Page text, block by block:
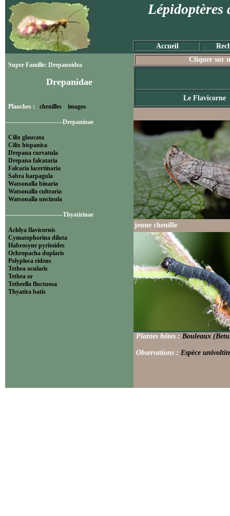
Lépidoptères
Accueil
Super Famille: Drepanoidea
Drepanidae
Planches : chenilles imagos
----------------------------Drepaninae
Cilix glaucata
Cilix hispanica
Drepana curvatula
Drepana falcataria
Falcaria lacertinaria
Sabra harpagula
Watsonalla binaria
Watsonalla cultraria
Watsonalla uncinula
----------------------------Thyatirinae
Achlya flavicornis
Cymatophorina diluta
Habrosyne pyritoides
Ochropacha duplaris
Polyploca ridens
Tethea ocularis
Tethea or
Tetheella fluctuosa
Thyatira batis
Cliquer sur
Le Flavicorne
jeune chenille
Plantes hôtes : Bouleaux
Observations : Espèce